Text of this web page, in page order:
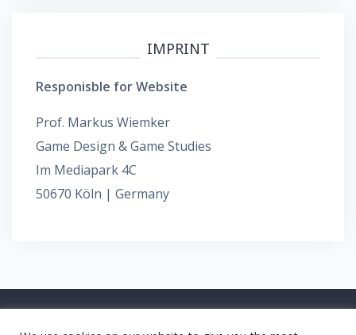
IMPRINT
Responisble for Website
Prof. Markus Wiemker
Game Design & Game Studies
Im Mediapark 4C
50670 Köln | Germany